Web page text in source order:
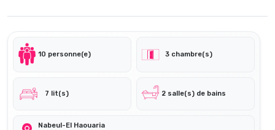
10 personne(e) 3 chambre(s)
7 lit(s) 2 salle(s) de bains
Nabeul-El Haouaria